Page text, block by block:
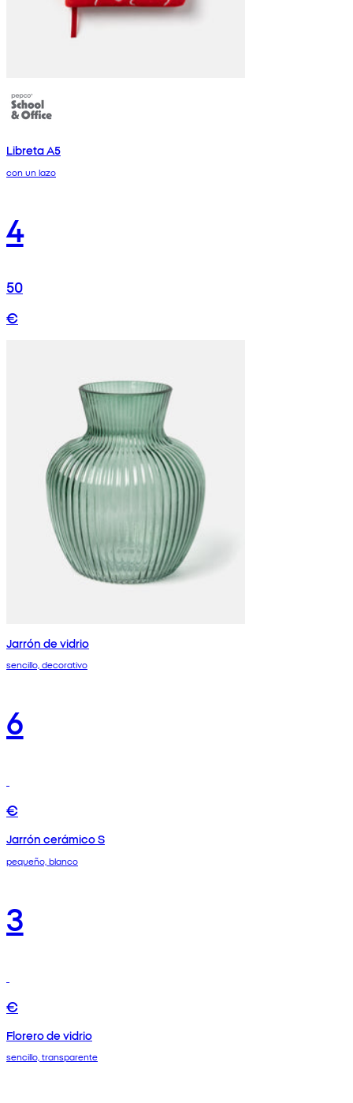
Libreta A5
con un lazo
4
50
€
Jarrón de vidrio
sencillo, decorativo
6
€
Jarrón cerámico S
pequeño, blanco
3
€
Florero de vidrio
sencillo, transparente